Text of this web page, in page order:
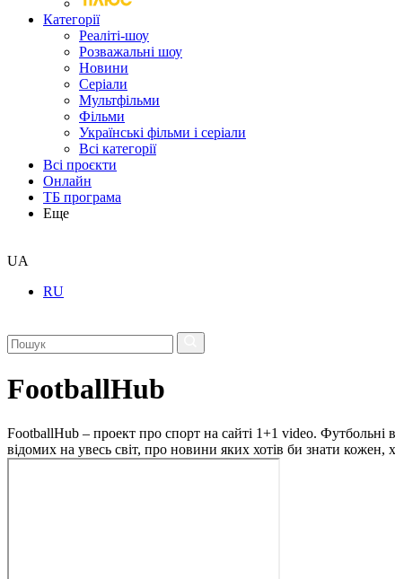
Категорії
Реаліті-шоу
Розважальні шоу
Новини
Серіали
Мультфільми
Фільми
Українські фільми і серіали
Всі категорії
Всі проєкти
Онлайн
ТБ програма
Еще
UA
RU
FootballHub
FootballHub – проект про спорт на сайті 1+1 video. Футбольні
відомих на увесь світ, про новини яких хотів би знати